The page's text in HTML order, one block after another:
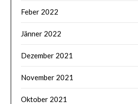
Feber 2022
Jänner 2022
Dezember 2021
November 2021
Oktober 2021